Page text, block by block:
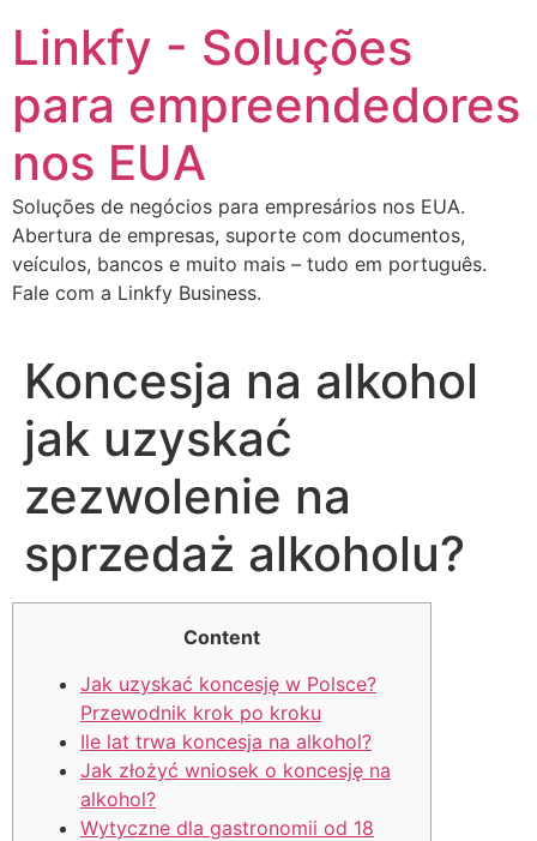
conteúdo
Linkfy - Soluções
para empreendedores
nos EUA
Soluções de negócios para empresários nos EUA.
Abertura de empresas, suporte com documentos,
veículos, bancos e muito mais – tudo em português.
Fale com a Linkfy Business.
Koncesja na alkohol
jak uzyskać
zezwolenie na
sprzedaż alkoholu?
Content
Jak uzyskać koncesję w Polsce?
Przewodnik krok po kroku
Ile lat trwa koncesja na alkohol?
Jak złożyć wniosek o koncesję na
alkohol?
Wytyczne dla gastronomii od 18